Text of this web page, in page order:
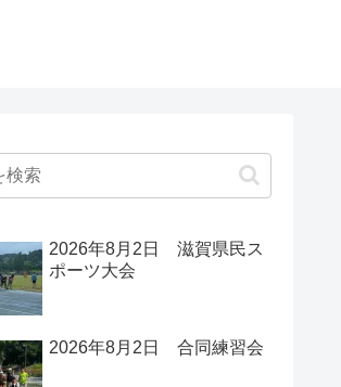
2026年8月2日 滋賀県民ス
ポーツ大会
2026年8月2日 合同練習会